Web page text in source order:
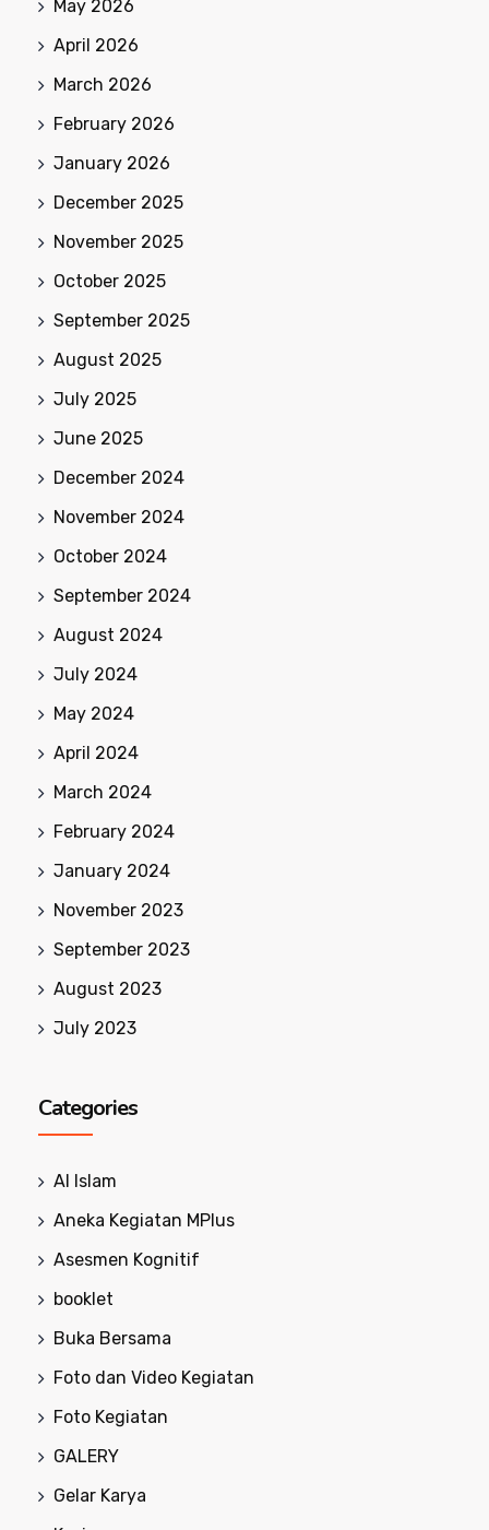
May 2026
April 2026
March 2026
February 2026
January 2026
December 2025
November 2025
October 2025
September 2025
August 2025
July 2025
June 2025
December 2024
November 2024
October 2024
September 2024
August 2024
July 2024
May 2024
April 2024
March 2024
February 2024
January 2024
November 2023
September 2023
August 2023
July 2023
Categories
Al Islam
Aneka Kegiatan MPlus
Asesmen Kognitif
booklet
Buka Bersama
Foto dan Video Kegiatan
Foto Kegiatan
GALERY
Gelar Karya